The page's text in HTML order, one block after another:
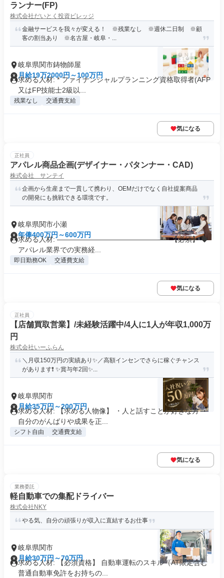
ランナー(FP)
株式会社だいとく投資ビレッジ
金融サービスを我々が変える！ ※残業なし ※週休二日制 ※顧
客の割当あり ※名古屋・岐阜・...
岐阜県関市鋳物師屋
月給19万2000円～100万円
求める人材: * ファイナンシャルプランニング資格取得者(AFP
又はFP技能士2級以...
残業なし 交通費支給
気になる
正社員
アパレル商品企画(デザイナー・パタンナー・CAD)
株式会社 サンテイ
企画から生産まで一貫して携わり、OEMだけでなく自社提案商品
の開発にも挑戦できる環境です。
岐阜県関市小瀬
年俸400万円～600万円
求める人材: ———————————————— 【必須】 ◆
アパレル業界での実務経...
即日勤務OK 交通費支給
気になる
正社員
【店舗買取営業】/未経験活躍中/4人に1人が年収1,000万
円
株式会社いーふらん
＼月収150万円の実績あり✨／高額インセンでさらに稼ぐチャンス
があります❗ ✨賞与年2回✨...
岐阜県関市
月給35万円～200万円
求める人材: 【求める人物像】 ・人と話すことが好きな方 ・
自分のがんばりや成果を正...
シフト自由 交通費支給
気になる
業務委託
軽自動車での集配ドライバー
株式会社NKY
やる気、自分の頑張りが収入に直結するお仕事
岐阜県関市
月給30万円～70万円
求める人材: 【必須資格】 自動車運転のスキル（AT限定含む
普通自動車免許をお持ちの...